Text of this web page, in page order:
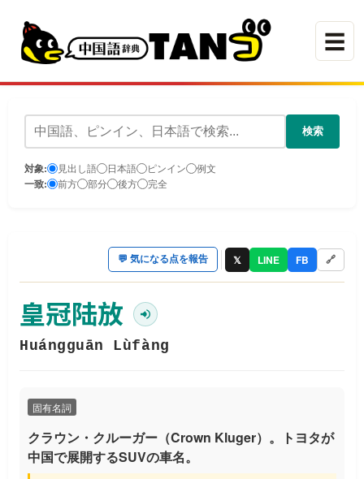
☰
検索
対象: 見出し語 日本語 ピンイン 例文
一致: 前方 部分 後方 完全
💬 気になる点を報告 𝕏 LINE FB 🔗
皇冠陆放
Huángguān Lùfàng
固有名詞
クラウン・クルーガー（Crown Kluger）。トヨタが
中国で展開するSUVの車名。